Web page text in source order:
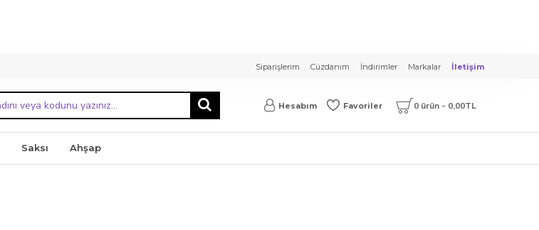
Siparişlerim Cüzdanım İndirimler Markalar İletişim
Hesabım Favoriler 0 ürün - 0,00TL
Saksı Ahşap